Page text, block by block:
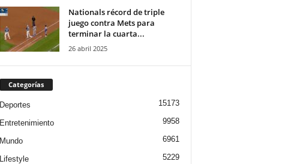
Nationals récord de triple
juego contra Mets para
terminar la cuarta...
26 abril 2025
Categorías
Deportes 15173
Entretenimiento 9958
Mundo 6961
Lifestyle 5229